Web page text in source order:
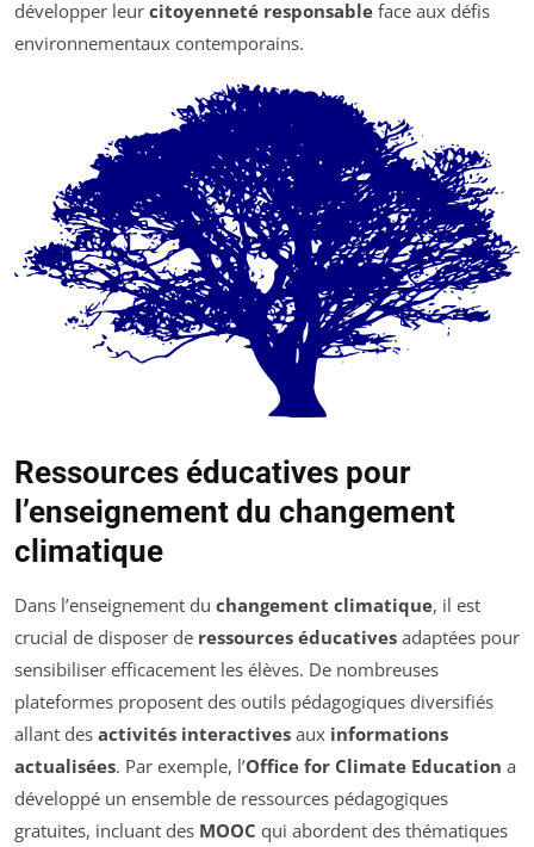
développer leur citoyenneté responsable face aux défis
environnementaux contemporains.
Ressources éducatives pour
l’enseignement du changement
climatique
Dans l’enseignement du changement climatique, il est
crucial de disposer de ressources éducatives adaptées pour
sensibiliser efficacement les élèves. De nombreuses
plateformes proposent des outils pédagogiques diversifiés
allant des activités interactives aux informations
actualisées. Par exemple, l’Office for Climate Education a
développé un ensemble de ressources pédagogiques
gratuites, incluant des MOOC qui abordent des thématiques